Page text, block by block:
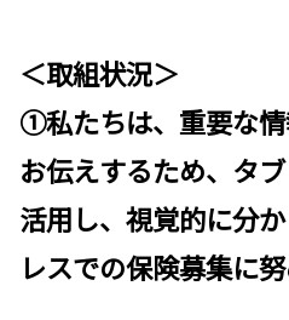
＜取組状況＞
①私たちは、重要な
お伝えするため、タ
活用し、視覚的に分
レスでの保険募集に努